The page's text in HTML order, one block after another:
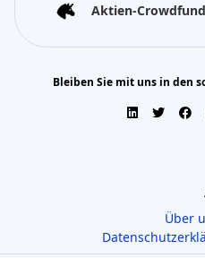
Aktien-
Bleiben Sie mit uns in den
Über